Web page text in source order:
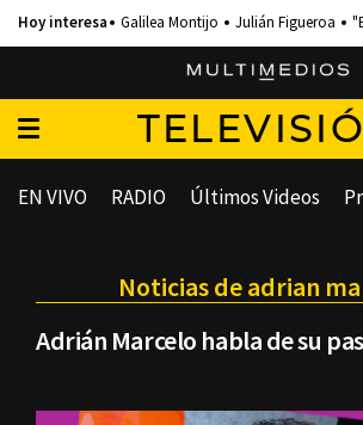
Galilea Montijo Julián Figueroa
EN VIVO RADIO Últimos Videos
Noticias de adrian
Adrián Marcelo habla de su